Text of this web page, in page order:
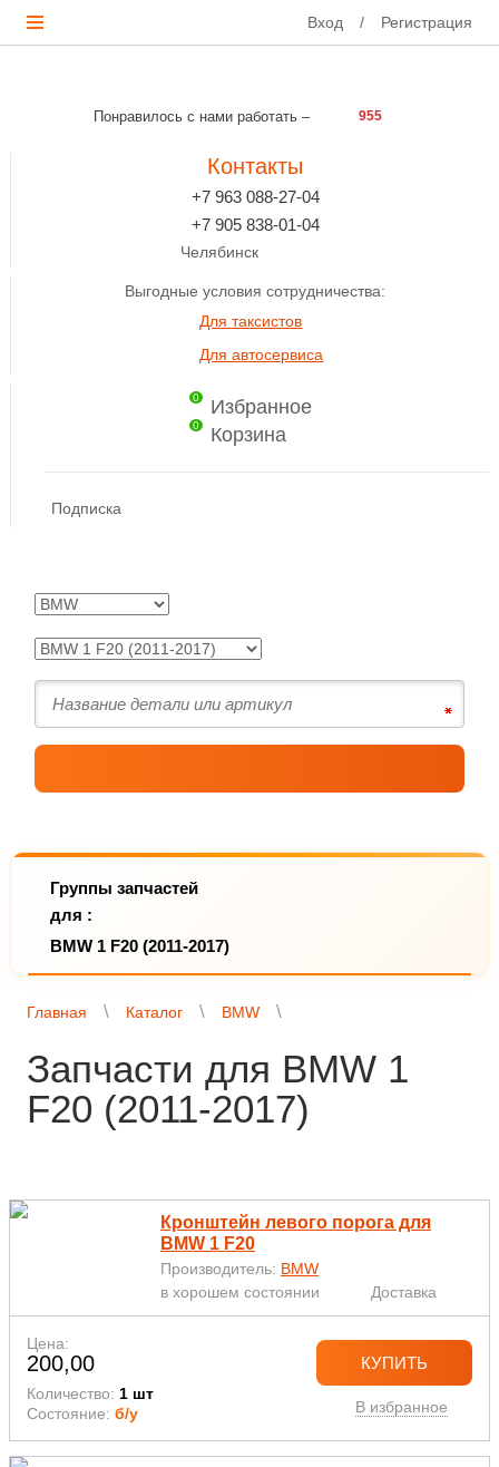
Вход / Регистрация
Понравилось с нами работать – 955
Контакты
+7 963 088-27-04
+7 905 838-01-04
Челябинск
Выгодные условия сотрудничества:
Для таксистов
Для автосервиса
0 Избранное
0 Корзина
Подписка
Группы запчастей
для :
BMW 1 F20 (2011-2017)
Главная Каталог BMW
Запчасти для BMW 1
F20 (2011-2017)
Кронштейн левого порога для
BMW 1 F20
Производитель: BMW
в хорошем состоянии
Доставка
Цена:
200,00
Количество: 1 шт
Состояние: б/у
КУПИТЬ
В избранное